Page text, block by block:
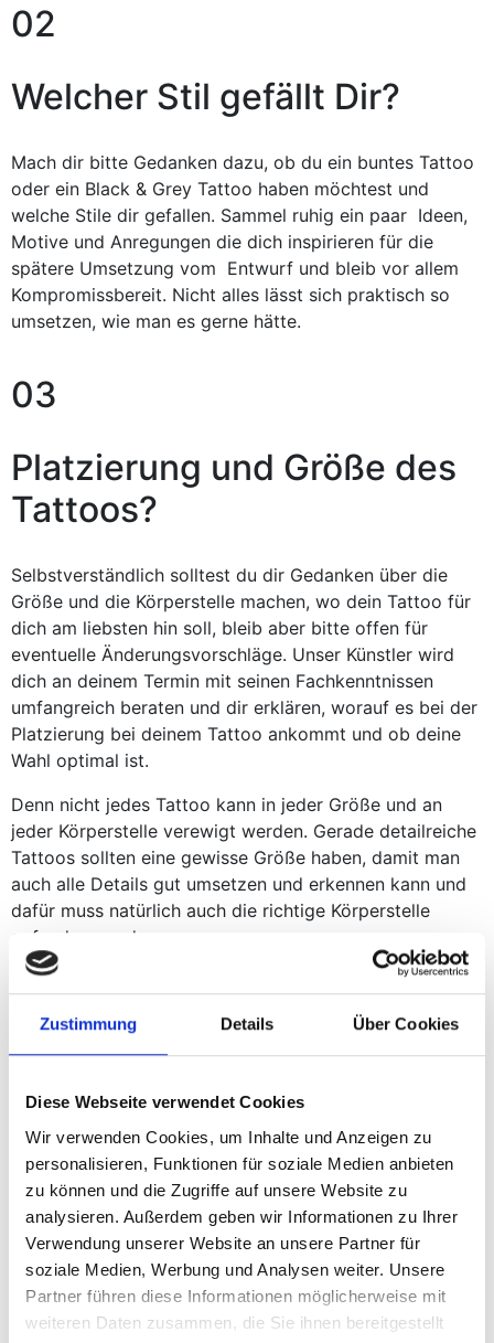
Zustimmung Details Über Cookies
Diese Webseite verwendet Cookies
Wir verwenden Cookies, um Inhalte und Anzeigen zu
personalisieren, Funktionen für soziale Medien anbieten
zu können und die Zugriffe auf unsere Website zu
analysieren. Außerdem geben wir Informationen zu Ihrer
Verwendung unserer Website an unsere Partner für
soziale Medien, Werbung und Analysen weiter. Unsere
Partner führen diese Informationen möglicherweise mit
weiteren Daten zusammen, die Sie ihnen bereitgestellt
02
Welcher Stil gefällt Dir?
Mach dir bitte Gedanken dazu, ob du ein buntes Tattoo
oder ein Black & Grey Tattoo haben möchtest und
welche Stile dir gefallen. Sammel ruhig ein paar Ideen,
Motive und Anregungen die dich inspirieren für die
spätere Umsetzung vom Entwurf und bleib vor allem
Kompromissbereit. Nicht alles lässt sich praktisch so
umsetzen, wie man es gerne hätte.
03
Platzierung und Größe des
Tattoos?
Selbstverständlich solltest du dir Gedanken über die
Größe und die Körperstelle machen, wo dein Tattoo für
dich am liebsten hin soll, bleib aber bitte offen für
eventuelle Änderungsvorschläge. Unser Künstler wird
dich an deinem Termin mit seinen Fachkenntnissen
umfangreich beraten und dir erklären, worauf es bei der
Platzierung bei deinem Tattoo ankommt und ob deine
Wahl optimal ist.
Denn nicht jedes Tattoo kann in jeder Größe und an
jeder Körperstelle verewigt werden. Gerade detailreiche
Tattoos sollten eine gewisse Größe haben, damit man
auch alle Details gut umsetzen und erkennen kann und
dafür muss natürlich auch die richtige Körperstelle
gefunden werden.
Zwei Tage vorm dem Termin
Bitte beachte folgende Punkte ab zwei Tagen vor
deinem Termin: